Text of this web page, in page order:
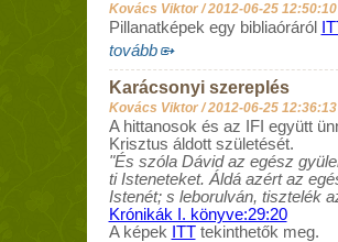
Kovács Viktor /2012-06-25 12:50:10
Pillanatképek egy bibliaóráról
tovább
Karácsonyi szereplés
Kovács Viktor /2012-06-25 12:36:13
A hittanosok és az IFI együtt
Krisztus áldott születését.
"És szóla Dávid az egész
ti Isteneteket. Áldá azért az
Istenét; s leborulván, tisztelék
Krónikák I. könyve:29:20
A képek ITTtekinthetők meg.